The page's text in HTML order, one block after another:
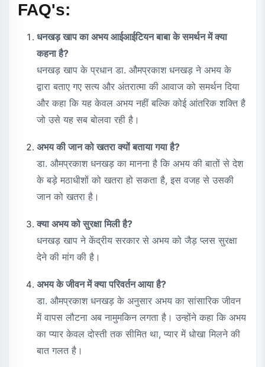
FAQ's:
धनखड़ खाप का अभय आईआईटियन बाबा के समर्थन में क्या
कहना है?
धनखड़ खाप के प्रधान डा. औमप्रकाश धनखड़ ने अभय के
द्वारा बताए गए सत्य और अंतरात्मा की आवाज को समर्थन दिया
और कहा कि यह केवल अभय नहीं बल्कि कोई आंतरिक शक्ति है
जो उसे यह सब बोलवा रही है।
अभय की जान को खतरा क्यों बताया गया है?
डा. औमप्रकाश धनखड़ का मानना है कि अभय की बातों से देश
के बड़े मठाधीशों को खतरा हो सकता है, इस वजह से उसकी
जान को खतरा है।
क्या अभय को सुरक्षा मिली है?
धनखड़ खाप ने केंद्रीय सरकार से अभय को जैड़ प्लस सुरक्षा
देने की मांग की है।
अभय के जीवन में क्या परिवर्तन आया है?
डा. औमप्रकाश धनखड़ के अनुसार अभय का सांसारिक जीवन
में वापस लौटना अब नामुमकिन लगता है। उन्होंने कहा कि अभय
का प्यार केवल दोस्ती तक सीमित था, प्यार में धोखा मिलने की
बात गलत है।